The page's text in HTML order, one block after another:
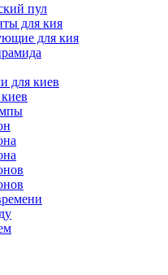
пул
для кия
для кия
для киев